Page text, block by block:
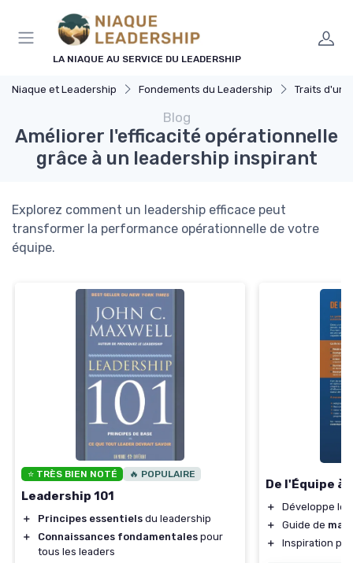
LA NIAQUE AU SERVICE DU LEADERSHIP
Niaque et Leadership Fondements du Leadership Traits d'un
Blog
Améliorer l'efficacité opérationnelle
grâce à un leadership inspirant
Explorez comment un leadership efficace peut
transformer la performance opérationnelle de votre
équipe.
⭐ TRÈS BIEN NOTÉ 🔥 POPULAIRE
Leadership 101
＋ Principes essentiels du leadership
＋
Connaissances fondamentales pour
tous les leaders
De l'Équipe à
＋ Développe le
＋
Guide de
＋
Inspiration